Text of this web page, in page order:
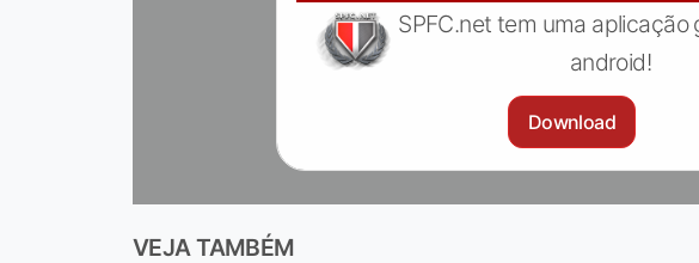
SPFC.net tem uma aplicação
android!
Download
VEJA TAMBÉM